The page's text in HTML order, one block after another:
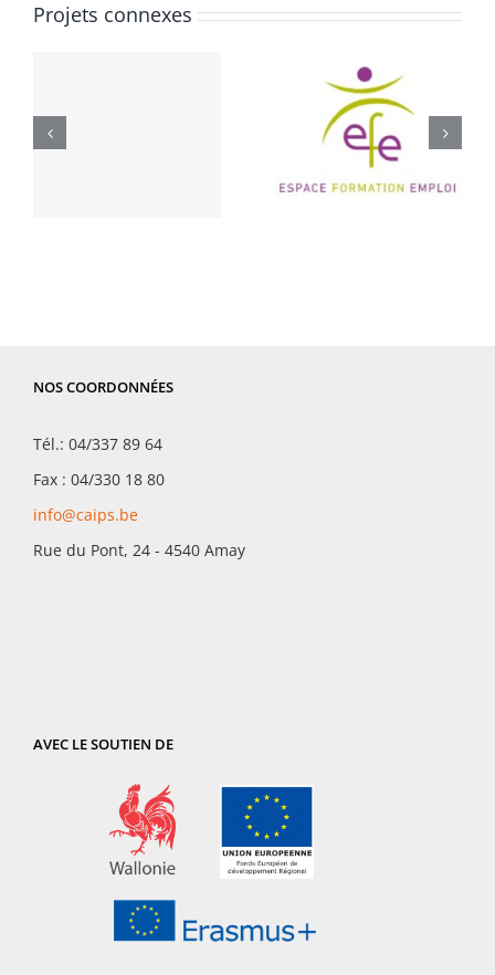
Projets connexes
CFRP
NOS COORDONNÉES
Tél.: 04/337 89 64
Fax : 04/330 18 80
info@caips.be
Rue du Pont, 24 - 4540 Amay
AVEC LE SOUTIEN DE